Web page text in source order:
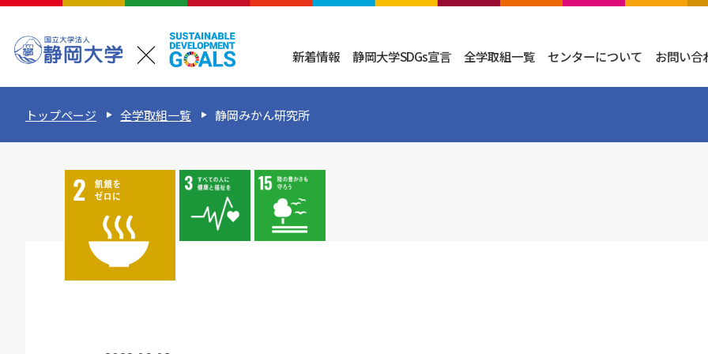
新着情報 静岡大学SDGs宣言 全学取組一覧 センターについて お問い合
トップページ 全学取組一覧 静岡みかん研究所